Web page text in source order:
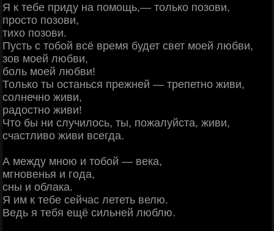
Я к тебе приду на помощь,— только позови,
просто позови,
тихо позови.
Пусть с тобой всё время будет свет моей любви,
зов моей любви,
боль моей любви!
Только ты останься прежней — трепетно живи,
солнечно живи,
радостно живи!
Что бы ни случилось, ты, пожалуйста, живи,
счастливо живи всегда.
А между мною и тобой — века,
мгновенья и года,
сны и облака.
Я им к тебе сейчас лететь велю.
Ведь я тебя ещё сильней люблю.